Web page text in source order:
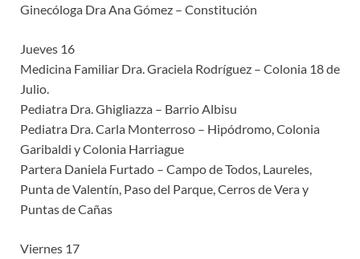
Ginecóloga Dra Ana Gómez – Constitución
Jueves 16
Medicina Familiar Dra. Graciela Rodríguez – Colonia 18 de
Julio.
Pediatra Dra. Ghigliazza – Barrio Albisu
Pediatra Dra. Carla Monterroso – Hipódromo, Colonia
Garibaldi y Colonia Harriague
Partera Daniela Furtado – Campo de Todos, Laureles,
Punta de Valentín, Paso del Parque, Cerros de Vera y
Puntas de Cañas
Viernes 17